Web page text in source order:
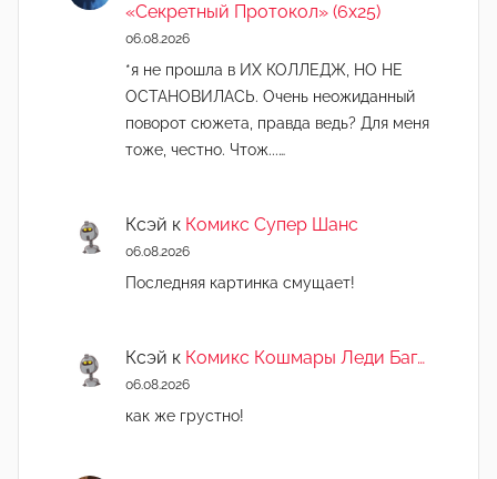
«Секретный Протокол» (6х25)
06.08.2026
*я не прошла в ИХ КОЛЛЕДЖ, НО НЕ
ОСТАНОВИЛАСЬ. Очень неожиданный
поворот сюжета, правда ведь? Для меня
тоже, честно. Чтож...…
Ксэй к Комикс Супер Шанс
06.08.2026
Последняя картинка смущает!
Ксэй к Комикс Кошмары Леди Баг…
06.08.2026
как же грустно!